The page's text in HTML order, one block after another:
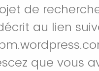
de
au lien
que vous